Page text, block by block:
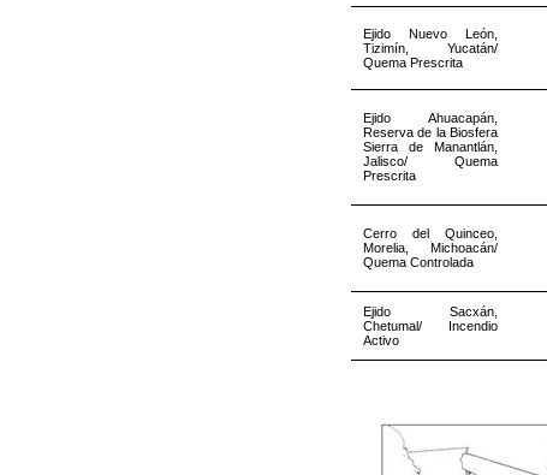
Ejido Nuevo León,
Tizimín, Yucatán/
Quema Prescrita
Ejido Ahuacapán,
Reserva de la Biosfera
Sierra de Manantlán,
Jalisco/ Quema
Prescrita
Cerro del Quinceo,
Morelia, Michoacán/
Quema Controlada
Ejido Sacxán,
Chetumal/ Incendio
Activo